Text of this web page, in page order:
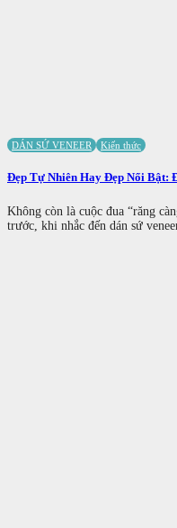
DÁN SỨ VENEER Kiến thức
Đẹp Tự Nhiên Hay Đẹp Nổi Bật:
Không còn là cuộc đua “răng
trước, khi nhắc đến dán sứ